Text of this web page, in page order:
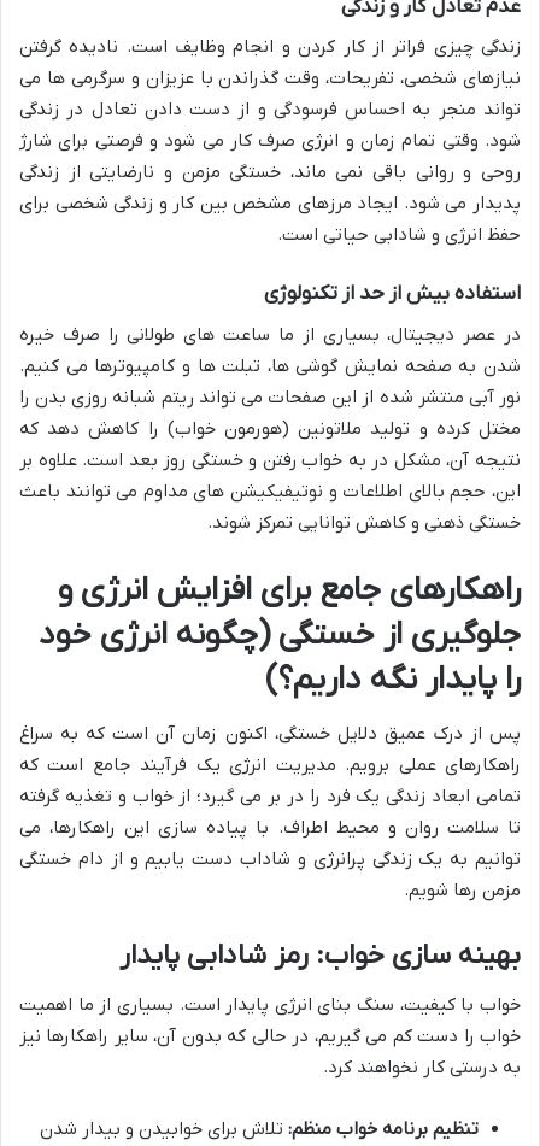
عدم تعادل کار و زندگی
زندگی چیزی فراتر از کار کردن و انجام وظایف است. نادیده گرفتن
نیازهای شخصی، تفریحات، وقت گذراندن با عزیزان و سرگرمی ها می
تواند منجر به احساس فرسودگی و از دست دادن تعادل در زندگی
شود. وقتی تمام زمان و انرژی صرف کار می شود و فرصتی برای شارژ
روحی و روانی باقی نمی ماند، خستگی مزمن و نارضایتی از زندگی
پدیدار می شود. ایجاد مرزهای مشخص بین کار و زندگی شخصی برای
حفظ انرژی و شادابی حیاتی است.
استفاده بیش از حد از تکنولوژی
در عصر دیجیتال، بسیاری از ما ساعت های طولانی را صرف خیره
شدن به صفحه نمایش گوشی ها، تبلت ها و کامپیوترها می کنیم.
نور آبی منتشر شده از این صفحات می تواند ریتم شبانه روزی بدن را
مختل کرده و تولید ملاتونین (هورمون خواب) را کاهش دهد که
نتیجه آن، مشکل در به خواب رفتن و خستگی روز بعد است. علاوه بر
این، حجم بالای اطلاعات و نوتیفیکیشن های مداوم می توانند باعث
خستگی ذهنی و کاهش توانایی تمرکز شوند.
راهکارهای جامع برای افزایش انرژی و
جلوگیری از خستگی (چگونه انرژی خود
را پایدار نگه داریم؟)
پس از درک عمیق دلایل خستگی، اکنون زمان آن است که به سراغ
راهکارهای عملی برویم. مدیریت انرژی یک فرآیند جامع است که
تمامی ابعاد زندگی یک فرد را در بر می گیرد؛ از خواب و تغذیه گرفته
تا سلامت روان و محیط اطراف. با پیاده سازی این راهکارها، می
توانیم به یک زندگی پرانرژی و شاداب دست یابیم و از دام خستگی
مزمن رها شویم.
بهینه سازی خواب: رمز شادابی پایدار
خواب با کیفیت، سنگ بنای انرژی پایدار است. بسیاری از ما اهمیت
خواب را دست کم می گیریم، در حالی که بدون آن، سایر راهکارها نیز
به درستی کار نخواهند کرد.
تنظیم برنامه خواب منظم: تلاش برای خوابیدن و بیدار شدن